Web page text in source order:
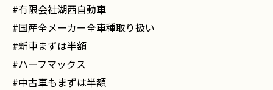
#有限会社湖西自動車
#国産全メーカー全車種取り扱い
#新車まずは半額
#ハーフマックス
#中古車もまずは半額